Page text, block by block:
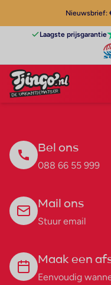
Nieuwsbrief:
Laagste prijsgarantie
Bel ons
088 66 55 999
Mail ons
Stuur email
Maak een
Eenvoudig